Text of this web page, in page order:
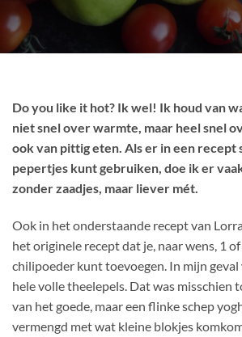
Do you like it hot? Ik wel! Ik houd van
niet snel over warmte, maar heel snel
ook van pittig eten. Als er in een recept
pepertjes kunt gebruiken, doe ik er
zonder zaadjes, maar liever mét.
Ook in het onderstaande recept van
het originele recept dat je, naar wens, 1
chilipoeder kunt toevoegen. In mijn
hele volle theelepels. Dat was misschien
van het goede, maar een flinke schep
vermengd met wat kleine blokjes